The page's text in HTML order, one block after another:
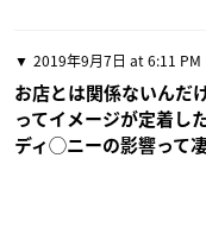
2019年9月7日 at 6:11 PM
お店とは関係ないんだ
ってイメージが定着し
ディ◯ニーの影響って